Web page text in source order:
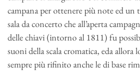
campana per ottenere più note ed un
sala da concerto che all’aperta
delle chiavi (intorno al 1811) fu
suoni della scala cromatica, eda
sempre più rifinito anche le di base